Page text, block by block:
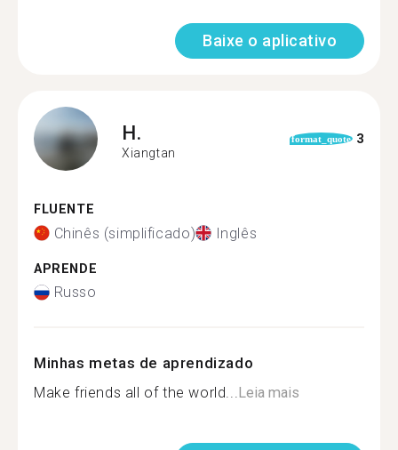
Baixe o aplicativo
H.
Xiangtan
format_quote 3
FLUENTE
Chinês (simplificado) Inglês
APRENDE
Russo
Minhas metas de aprendizado
Make friends all of the world...Leia mais